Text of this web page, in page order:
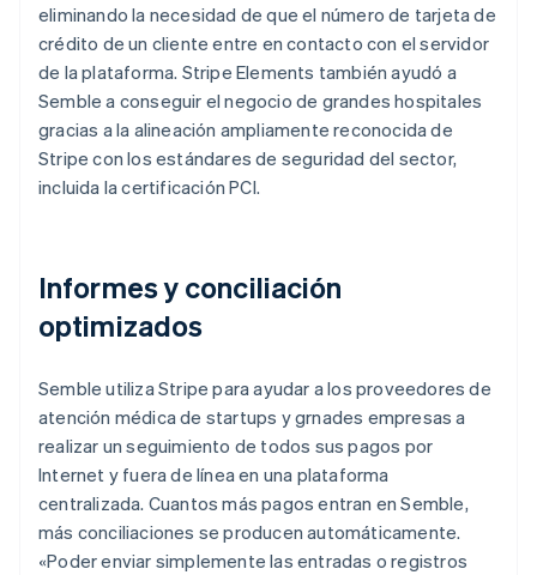
eliminando la necesidad de que el número de tarjeta de
crédito de un cliente entre en contacto con el servidor
de la plataforma. Stripe Elements también ayudó a
Semble a conseguir el negocio de grandes hospitales
gracias a la alineación ampliamente reconocida de
Stripe con los estándares de seguridad del sector,
incluida la certificación PCI.
Informes y conciliación
optimizados
Semble utiliza Stripe para ayudar a los proveedores de
atención médica de startups y grnades empresas a
realizar un seguimiento de todos sus pagos por
Internet y fuera de línea en una plataforma
centralizada. Cuantos más pagos entran en Semble,
más conciliaciones se producen automáticamente.
«Poder enviar simplemente las entradas o registros